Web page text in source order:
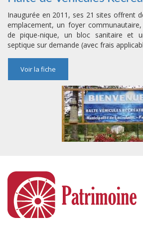
Inaugurée en 2011, ses 21 sites offrent
emplacement, un foyer
de pique-nique, un bloc sanitaire et
septique sur demande (avec frais
Voir la fiche